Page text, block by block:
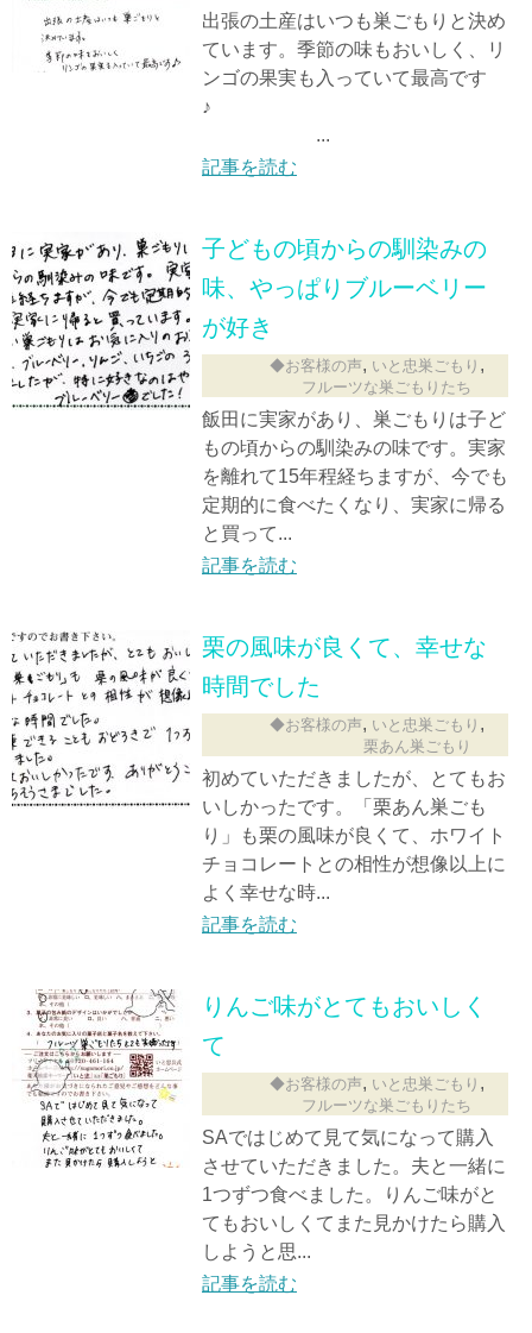
出張の土産はいつも巣ごもりと決め
ています。季節の味もおいしく、リ
ンゴの果実も入っていて最高です
♪
...
記事を読む
子どもの頃からの馴染みの
味、やっぱりブルーベリー
が好き
◆お客様の声, いと忠巣ごもり ,
フルーツな巣ごもりたち
飯田に実家があり、巣ごもりは子ど
もの頃からの馴染みの味です。実家
を離れて15年程経ちますが、今でも
定期的に食べたくなり、実家に帰る
と買って...
記事を読む
栗の風味が良くて、幸せな
時間でした
◆お客様の声, いと忠巣ごもり ,
栗あん巣ごもり
初めていただきましたが、とてもお
いしかったです。「栗あん巣ごも
り」も栗の風味が良くて、ホワイト
チョコレートとの相性が想像以上に
よく幸せな時...
記事を読む
りんご味がとてもおいしく
て
◆お客様の声, いと忠巣ごもり ,
フルーツな巣ごもりたち
SAではじめて見て気になって購入
させていただきました。夫と一緒に
1つずつ食べました。りんご味がと
てもおいしくてまた見かけたら購入
しようと思...
記事を読む